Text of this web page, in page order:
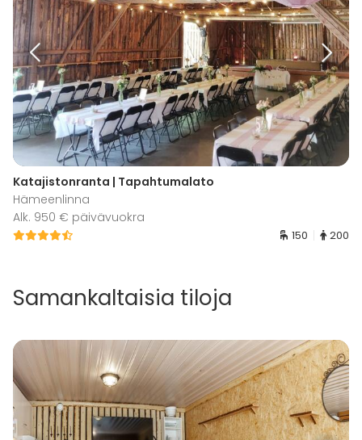
Katajistonranta | Tapahtumalato
Hämeenlinna
Alk. 950 € päivävuokra
150 200
Samankaltaisia tiloja